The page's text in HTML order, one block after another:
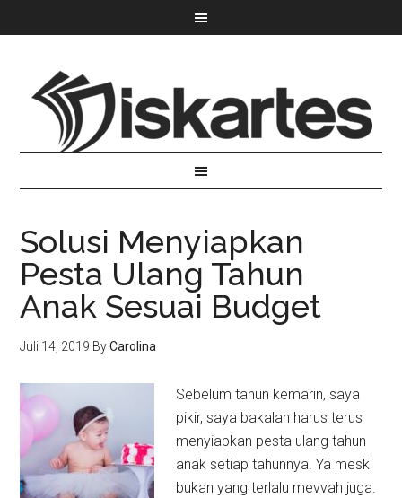
Solusi Menyiapkan
Pesta Ulang Tahun
Anak Sesuai Budget
Juli 14, 2019 ByCarolina
Sebelum tahun kemarin, saya
pikir, saya bakalan harus terus
menyiapkan pesta ulang tahun
anak setiap tahunnya. Ya meski
bukan yang terlalu mevvah juga.